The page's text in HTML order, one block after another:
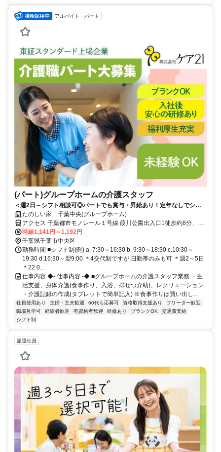
アルバイト・パート
(パート)グループホームの介護スタッフ
＜週2日～シフト相談可◎パートでも賞与・昇給あり！定年なしでシニ
アも活躍中＞東証スタンダード上場企業だから安心。少人数制で一人ひ
とりに寄り添えるグループホーム
たのしい家 千葉中央(グループホーム)
アクセス 千葉都市モノレール１号線 葭川公園出入口1徒歩約8分、千
葉都市モノレール１号線 栄町（千葉県）出入口1徒歩約10分、ＪＲ総
武本線 東千葉南口徒歩約10分 各線「千葉」駅から徒歩約17分
時給1,141円～1,192円
千葉県千葉市中央区
勤務時間 ■シフト制(例) a. 7:30～16:30 b. 9:30～18:30 c.10:30～
19:30 d.16:30～翌9:00 ＊4交代制ですが,日勤帯のみも可 ＊週2～5日
＊22:0...
仕事内容 ◆- 仕事内容 -◆ ■グループホームの介護スタッフ業務 ・生
活支援、身体介護(食事作り、入浴、排せつ介助)、レクリエーション
・介護記録の作成(タブレットで簡単記入) ※食事作りは買い出し...
社員登用あり 主婦・主夫歓迎 60代も応募可 資格取得支援あり
フリーター歓迎
職場見学可
経験者歓迎 有資格者歓迎 研修あり ブランクOK
交通費支給
シフト制
派遣社員